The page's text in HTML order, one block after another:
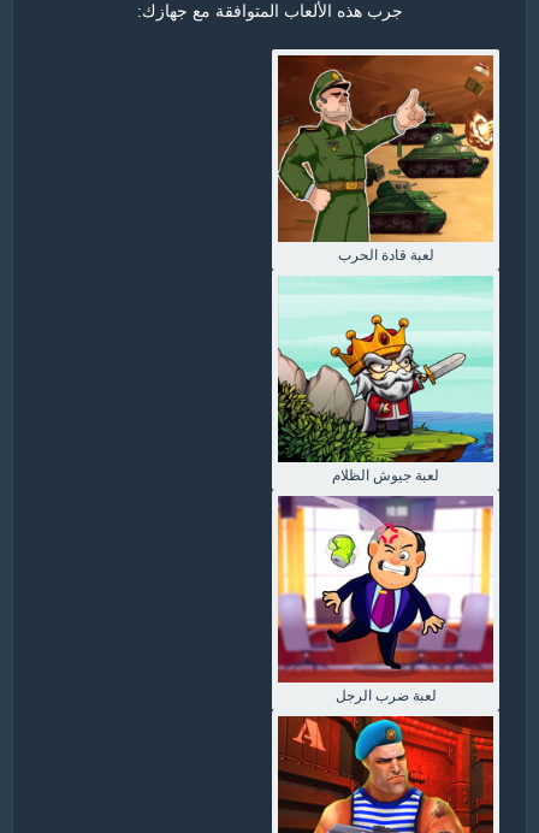
جرب هذه الألعاب المتوافقة مع جهازك:
لعبة قادة الحرب
لعبة جيوش الظلام
لعبة ضرب الرجل